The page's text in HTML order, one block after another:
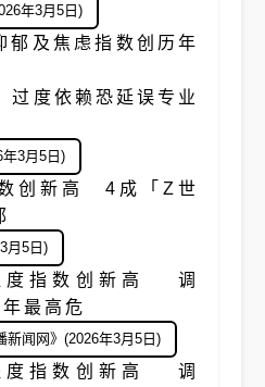
年3月5日)
郁及焦虑指数创历年
度依赖恐延误专业
3月5日)
创新高 4成「Z世
月5日)
度指数创新高 调
最高危
新闻网》(2026年3月5日)
度指数创新高 调